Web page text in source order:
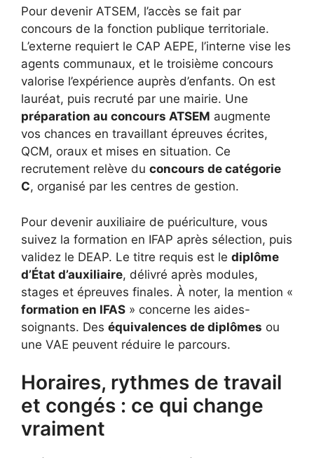
Pour devenir ATSEM, l’accès se fait par
concours de la fonction publique territoriale.
L’externe requiert le CAP AEPE, l’interne vise les
agents communaux, et le troisième concours
valorise l’expérience auprès d’enfants. On est
lauréat, puis recruté par une mairie. Une
préparation au concours ATSEM augmente
vos chances en travaillant épreuves écrites,
QCM, oraux et mises en situation. Ce
recrutement relève du concours de catégorie
C, organisé par les centres de gestion.
Pour devenir auxiliaire de puériculture, vous
suivez la formation en IFAP après sélection, puis
validez le DEAP. Le titre requis est le diplôme
d’État d’auxiliaire, délivré après modules,
stages et épreuves finales. À noter, la mention «
formation en IFAS » concerne les aides-
soignants. Des équivalences de diplômes ou
une VAE peuvent réduire le parcours.
Horaires, rythmes de travail
et congés : ce qui change
vraiment